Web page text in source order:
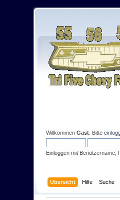
WillkommenGast . Bitte
Einloggen mit Benutzername,
Übersicht Hilfe Suche